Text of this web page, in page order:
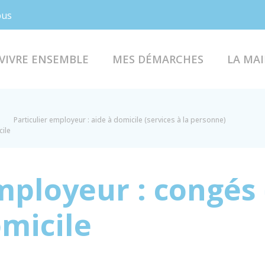
ENSEMBLE MES DÉMARCHES LA
Particulier employeur : aide à domicile (services à la personne)
: